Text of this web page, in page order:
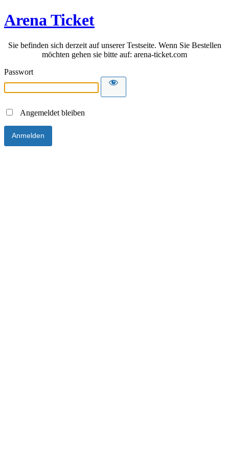
Arena Ticket
Sie befinden sich derzeit auf unserer Testseite. Wenn Sie Bestellen
möchten gehen sie bitte auf: arena-ticket.com
Passwort
Angemeldet bleiben